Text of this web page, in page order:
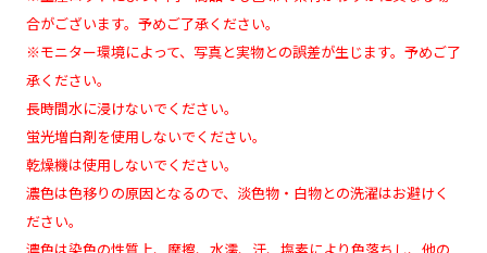
合がございます。予めご了承ください。
※モニター環境によって、写真と実物との誤差が生じます。予めご了
承ください。
長時間水に浸けないでください。
蛍光増白剤を使用しないでください。
乾燥機は使用しないでください。
濃色は色移りの原因となるので、淡色物・白物との洗濯はお避けく
ださい。